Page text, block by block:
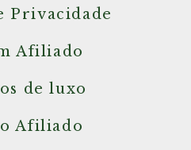
Privacidade
Afiliado
de luxo
Afiliado